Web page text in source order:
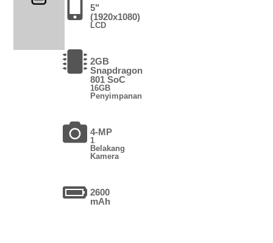
5"
(1920x1080)
LCD
2GB
Snapdragon
801 SoC
16GB
Penyimpanan
4-MP
1
Belakang
Kamera
2600
mAh